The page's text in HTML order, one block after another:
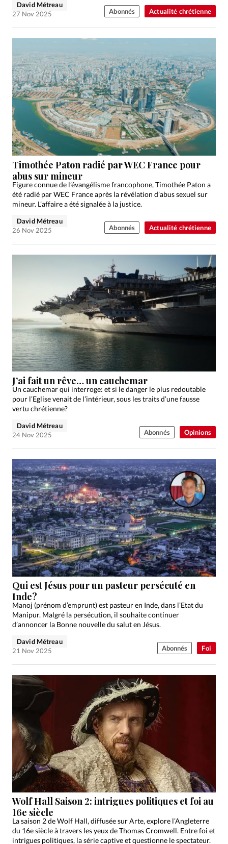
Actualité chrétienne
David Métreau
27 Nov 2025
Abonnés
Actualité chrétienne
Timothée Paton radié par WEC France pour
abus sur mineur
Figure connue de l’évangélisme francophone, Timothée Paton a
été radié par WEC France après la révélation d’abus sexuel sur
mineur. L’affaire a été signalée à la justice.
David Métreau
26 Nov 2025
Abonnés
Opinions
J’ai fait un rêve… un cauchemar
Un cauchemar qui interroge: et si le danger le plus redoutable
pour l’Eglise venait de l’intérieur, sous les traits d’une fausse
vertu chrétienne?
David Métreau
24 Nov 2025
Abonnés
Foi
Qui est Jésus pour un pasteur persécuté en
Inde?
Manoj (prénom d’emprunt) est pasteur en Inde, dans l’Etat du
Manipur. Malgré la persécution, il souhaite continuer
d’annoncer la Bonne nouvelle du salut en Jésus.
David Métreau
21 Nov 2025
Abonnés
Wolf Hall Saison 2: intrigues politiques et foi au
16e siècle
La saison 2 de Wolf Hall, diffusée sur Arte, explore l’Angleterre
du 16e siècle à travers les yeux de Thomas Cromwell. Entre foi et
intrigues politiques, la série captive et questionne le spectateur.